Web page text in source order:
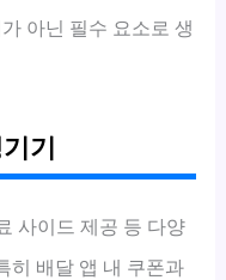
아닌 필수 요소로 생
기
사이드 제공 등 다양
히 배달 앱 내 쿠폰과